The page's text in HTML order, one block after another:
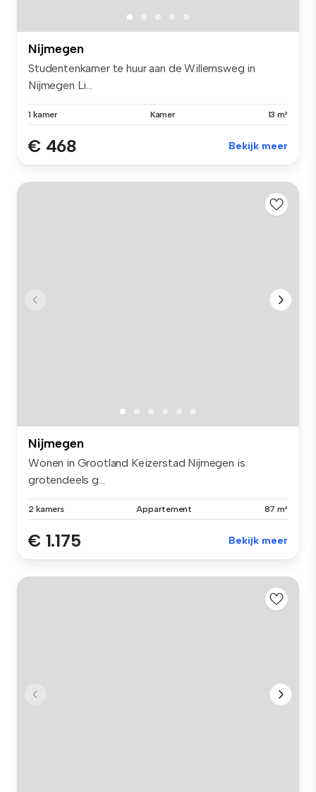
Nijmegen
Studentenkamer te huur aan de Willemsweg in
Nijmegen Li...
1 kamer Kamer 13 m²
€ 468 Bekijk meer
Nijmegen
Wonen in Grootland Keizerstad Nijmegen is
grotendeels g...
2 kamers Appartement 87 m²
€ 1.175 Bekijk meer